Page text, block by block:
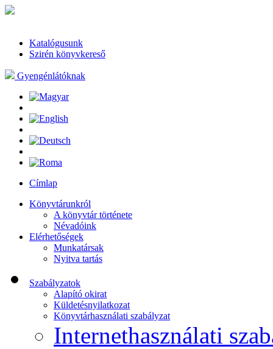
Katalógusunk
Szirén könyvkereső
Gyengénlátóknak
Címlap
Könyvtárunkról
A könyvtár története
Névadóink
Elérhetőségek
Munkatársak
Nyitva tartás
Szabályzatok
Alapító okirat
Küldetésnyilatkozat
Könyvtárhasználati szabályzat
Internethasználati